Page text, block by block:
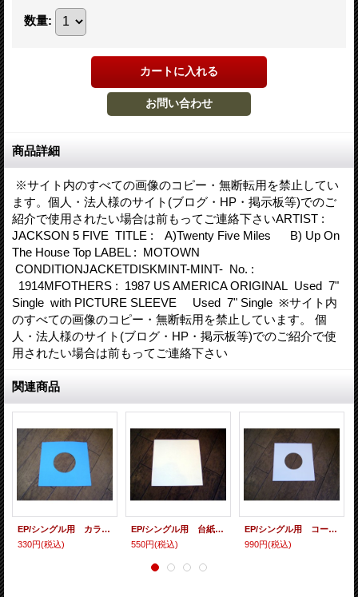
数量:
商品詳細
※サイト内のすべての画像のコピー・無断転用を禁止してい
ます。個人・法人様のサイト(ブログ・HP・掲示板等)でのご
紹介で使用されたい場合は前もってご連絡下さいARTIST :
JACKSON 5 FIVE TITLE : A)Twenty Five Miles B) Up On
The House Top LABEL : MOTOWN
CONDITIONJACKETDISKMINT-MINT- No. :
1914MFOTHERS : 1987 US AMERICA ORIGINAL Used 7"
Single with PICTURE SLEEVE Used 7" Single ※サイト内
のすべての画像のコピー・無断転用を禁止しています。 個
人・法人様のサイト(ブログ・HP・掲示板等)でのご紹介で使
用されたい場合は前もってご連絡下さい
関連商品
EP/シングル用 カラースリーヴ（全4色） 5枚セット
330円(税込)
EP/シングル用 台紙 10枚セット
550円(税込)
EP/シングル用 コート紙丸穴ジャケ 白 10 copies set / １０枚セット
990円(税込)